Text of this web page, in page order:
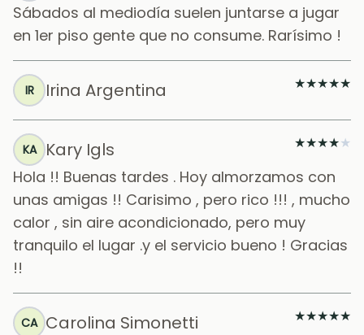
Sábados al mediodía suelen juntarse a jugar
en 1er piso gente que no consume. Rarísimo !
IR Irina Argentina ★★★★★
KA Kary Igls ★★★★★
Hola !! Buenas tardes . Hoy almorzamos con
unas amigas !! Carisimo , pero rico !!! , mucho
calor , sin aire acondicionado, pero muy
tranquilo el lugar .y el servicio bueno ! Gracias
!!
CA Carolina Simonetti ★★★★★